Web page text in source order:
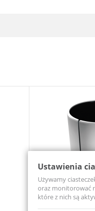
Ustawienia
Używamy
oraz monitorować
które z nich są